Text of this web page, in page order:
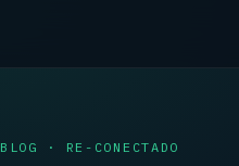
BLOG · RE-CONECTADO